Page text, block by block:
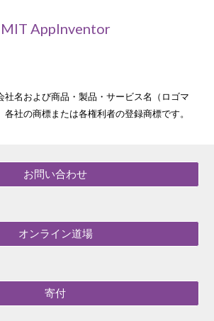
MIT AppInventor
名および商品・製品・サービス名（ロゴマ
各社の商標または各権利者の登録商標です。
お問い合わせ
オンライン道場
寄付